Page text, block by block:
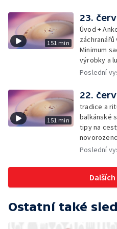
151 min
23.
Úvod +
Minimum
výrobky a
vložky do
Minimum
výrobky a
kondici v
chytré
aktuálně —
vysílání —
Minimum
výrobky a
kondici v
Aktuálně —
chytré
Poslední
151 min
22.
tradice a
balkánské
tipy na
velkých
Poslední
Ostatní také